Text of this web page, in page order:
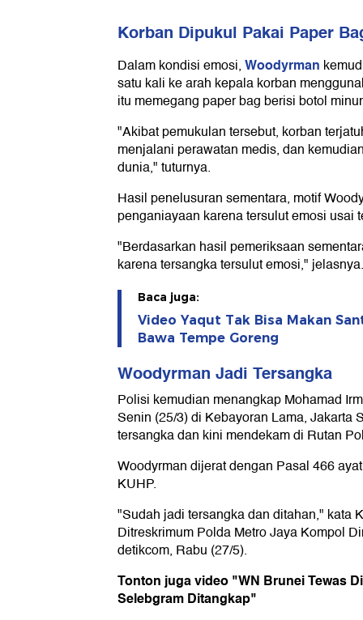
Korban Dipukul Pakai Paper
Dalam kondisi emosi,Woodyrman
satu kali ke arah kepala korban
itu memegang paper bag berisi botol
"Akibat pemukulan tersebut, korban
menjalani perawatan medis, dan
dunia," tuturnya.
Hasil penelusuran sementara, motif
penganiayaan karena tersulut emosi usai
"Berdasarkan hasil pemeriksaan
karena tersangka tersulut emosi," jelasnya.
Baca juga:
Video Yaqut Tak Bisa Makan
Bawa Tempe Goreng
Woodyrman Jadi Tersangka
Polisi kemudian menangkap Mohamad
Senin (25/3) di Kebayoran Lama, Jakarta
tersangka dan kini mendekam di Rutan
Woodyrman dijerat dengan Pasal 466
KUHP.
"Sudah jadi tersangka dan ditahan," kata
Ditreskrimum Polda Metro Jaya Kompol
detikcom, Rabu (27/5).
Tonton juga video "WN Brunei Tewas
Selebgram Ditangkap"